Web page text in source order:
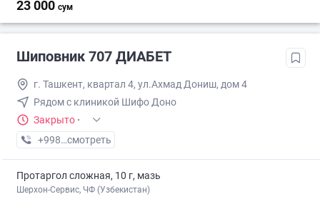
23 000 сум
Шиповник 707 ДИАБЕТ
г. Ташкент, квартал 4, ул.Ахмад Дониш, дом 4
Рядом с клиникой Шифо Доно
Закрыто ·
+998 (71) XXX-XX-XX
смотреть
Протаргол сложная, 10 г, мазь
Шерхон-Сервис, ЧФ (Узбекистан)